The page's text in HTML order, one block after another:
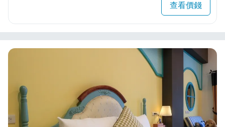
查看價錢